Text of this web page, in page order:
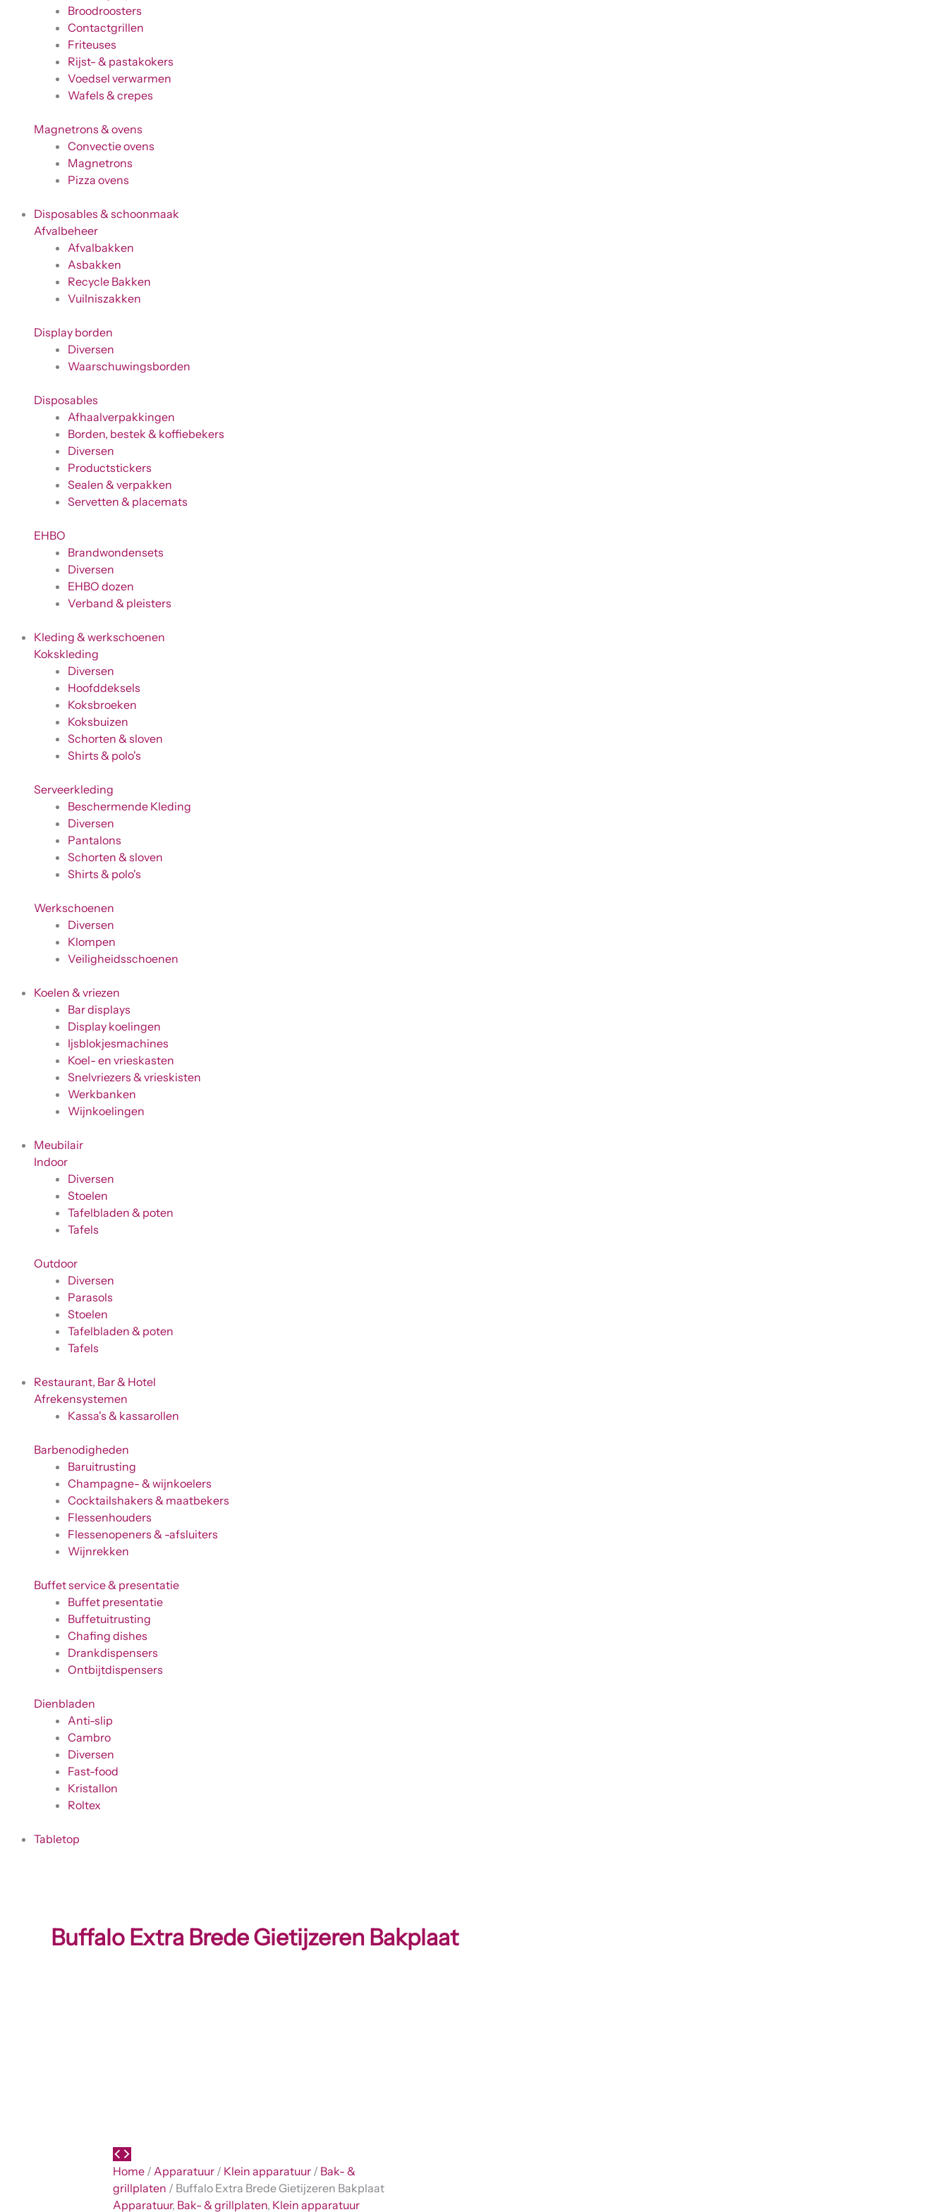
Broodroosters
Contactgrillen
Friteuses
Rijst- & pastakokers
Voedsel verwarmen
Wafels & crepes
Magnetrons & ovens
Convectie ovens
Magnetrons
Pizza ovens
Disposables & schoonmaak
Afvalbeheer
Afvalbakken
Asbakken
Recycle Bakken
Vuilniszakken
Display borden
Diversen
Waarschuwingsborden
Disposables
Afhaalverpakkingen
Borden, bestek & koffiebekers
Diversen
Productstickers
Sealen & verpakken
Servetten & placemats
EHBO
Brandwondensets
Diversen
EHBO dozen
Verband & pleisters
Kleding & werkschoenen
Kokskleding
Diversen
Hoofddeksels
Koksbroeken
Koksbuizen
Schorten & sloven
Shirts & polo's
Serveerkleding
Beschermende Kleding
Diversen
Pantalons
Schorten & sloven
Shirts & polo's
Werkschoenen
Diversen
Klompen
Veiligheidsschoenen
Koelen & vriezen
Bar displays
Display koelingen
Ijsblokjesmachines
Koel- en vrieskasten
Snelvriezers & vrieskisten
Werkbanken
Wijnkoelingen
Meubilair
Indoor
Diversen
Stoelen
Tafelbladen & poten
Tafels
Outdoor
Diversen
Parasols
Stoelen
Tafelbladen & poten
Tafels
Restaurant, Bar & Hotel
Afrekensystemen
Kassa's & kassarollen
Barbenodigheden
Baruitrusting
Champagne- & wijnkoelers
Cocktailshakers & maatbekers
Flessenhouders
Flessenopeners & -afsluiters
Wijnrekken
Buffet service & presentatie
Buffet presentatie
Buffetuitrusting
Chafing dishes
Drankdispensers
Ontbijtdispensers
Dienbladen
Anti-slip
Cambro
Diversen
Fast-food
Kristallon
Roltex
Tabletop
Buffalo Extra Brede Gietijzeren Bakplaat
Home / Apparatuur / Klein apparatuur / Bak- &
grillplaten / Buffalo Extra Brede Gietijzeren Bakplaat
Apparatuur, Bak- & grillplaten, Klein apparatuur